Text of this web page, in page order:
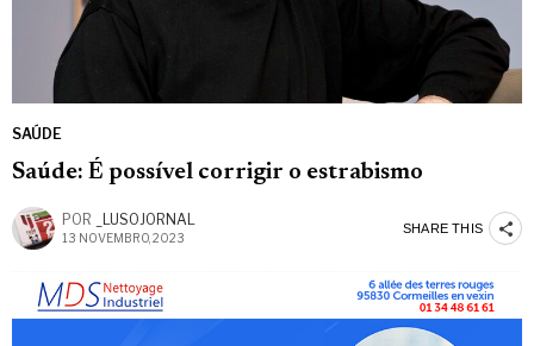
SAÚDE
Saúde: É possível corrigir o estrabismo
POR _LUSOJORNAL
13 NOVEMBRO, 2023
SHARE THIS